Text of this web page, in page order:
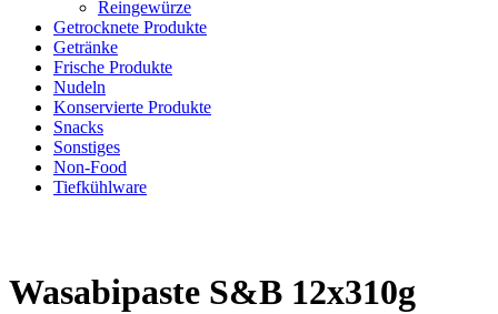
Reingewürze
Getrocknete Produkte
Getränke
Frische Produkte
Nudeln
Konservierte Produkte
Snacks
Sonstiges
Non-Food
Tiefkühlware
Wasabipaste S&B 12x310g